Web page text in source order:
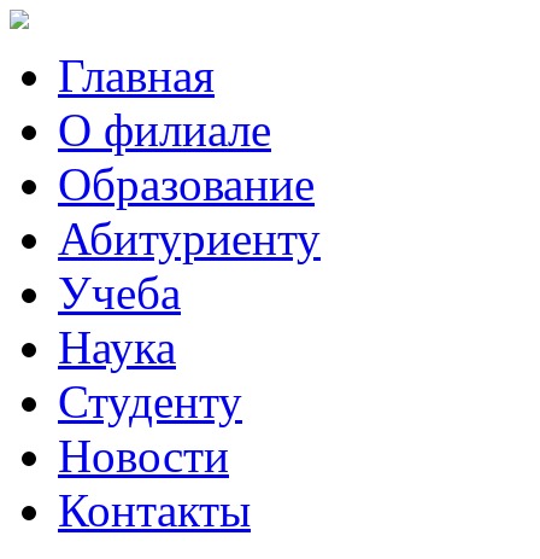
Главная
О филиале
Образование
Абитуриенту
Учеба
Наука
Студенту
Новости
Контакты